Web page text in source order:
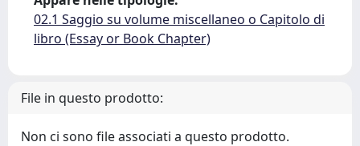
02.1 Saggio su volume miscellaneo o Capitolo di
libro (Essay or Book Chapter)
File in questo prodotto:
Non ci sono file associati a questo prodotto.